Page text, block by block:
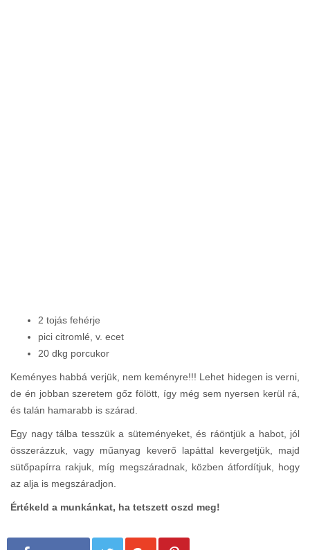
2 tojás fehérje
pici citromlé, v. ecet
20 dkg porcukor
Keményes habbá verjük, nem keményre!!! Lehet hidegen is verni,
de én jobban szeretem gőz fölött, így még sem nyersen kerül rá,
és talán hamarabb is szárad.
Egy nagy tálba tesszük a süteményeket, és ráöntjük a habot, jól
összerázzuk, vagy műanyag keverő lapáttal kevergetjük, majd
sütőpapírra rakjuk, míg megszáradnak, közben átfordítjuk, hogy
az alja is megszáradjon.
Értékeld a munkánkat, ha tetszett oszd meg!